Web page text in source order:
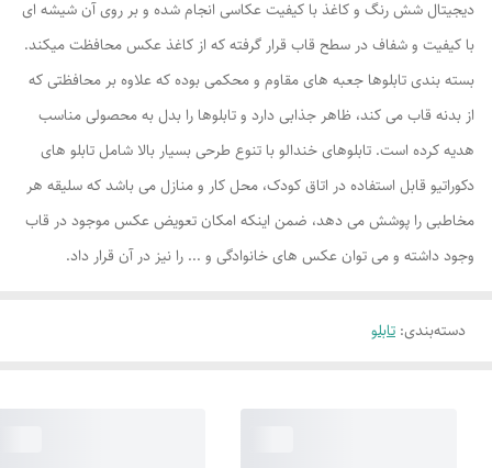
دیجیتال شش رنگ و کاغذ با کیفیت عکاسی انجام شده و بر روی آن شیشه ای
با کیفیت و شفاف در سطح قاب قرار گرفته که از کاغذ عکس محافظت میکند.
بسته بندی تابلوها جعبه های مقاوم و محکمی بوده که علاوه بر محافظتی که
از بدنه قاب می کند، ظاهر جذابی دارد و تابلوها را بدل به محصولی مناسب
هدیه کرده است. تابلوهای خندالو با تنوع طرحی بسیار بالا شامل تابلو های
دکوراتیو قابل استفاده در اتاق کودک، محل کار و منازل می باشد که سلیقه هر
مخاطبی را پوشش می دهد، ضمن اینکه امکان تعویض عکس موجود در قاب
وجود داشته و می توان عکس های خانوادگی و ... را نیز در آن قرار داد.
دسته‌بندی: تابلو